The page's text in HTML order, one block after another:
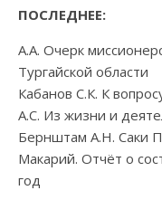
ПОСЛЕДНЕЕ:
А.А. Очерк
Тургайской области
Кабанов С.К. К
А.С. Из жизни и
Бернштам А.Н. Саки
Макарий. Отчёт о
год